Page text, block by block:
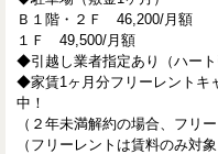
Ｂ１階・２Ｆ 46,200/月額
１Ｆ 49,500/月額
◆引越し業者指定あり（ハート
◆家賃1ヶ月分フリーレントキ
中！
（２年未満解約の場合、フリ
（フリーレントは賃料のみ対象